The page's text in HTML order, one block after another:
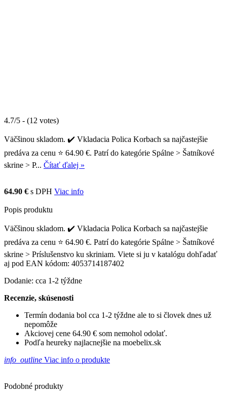
4.7/5 - (12 votes)
Väčšinou skladom. ✔️ Vkladacia Polica Korbach sa najčastejšie
predáva za cenu ⭐ 64.90 €. Patrí do kategórie Spálne > Šatníkové
skrine > P... Čítať ďalej »
64.90 € s DPH Viac info
Popis produktu
Väčšinou skladom. ✔️ Vkladacia Polica Korbach sa najčastejšie
predáva za cenu ⭐ 64.90 €. Patrí do kategórie Spálne > Šatníkové
skrine > Príslušenstvo ku skriniam. Viete si ju v katalógu dohľadať
aj pod EAN kódom: 4053714187402
Dodanie: cca 1-2 týždne
Recenzie, skúsenosti
Termín dodania bol cca 1-2 týždne ale to si človek dnes už
nepomôže
Akciovej cene 64.90 € som nemohol odolať.
Podľa heureky najlacnejšie na moebelix.sk
info_outline Viac info o produkte
Podobné produkty